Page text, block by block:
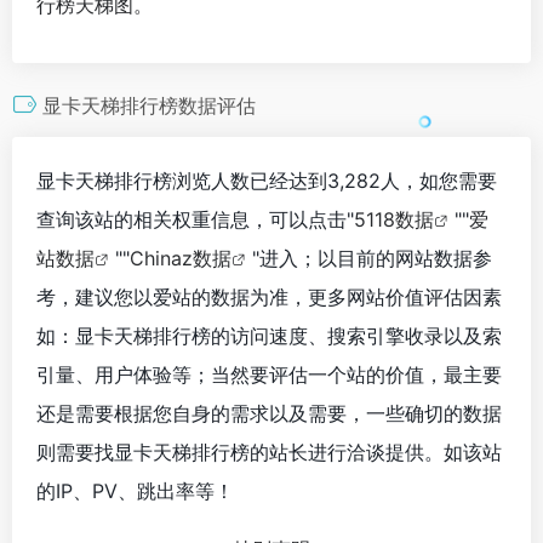
显卡天梯排行榜数据评估
显卡天梯排行榜浏览人数已经达到3,282人，如您需要
查询该站的相关权重信息，可以点击"5118数据 ""爱
站数据
""Chinaz数据
"进入；以目前的网站数据参
考，建议您以爱站的数据为准，更多网站价值评估因素
如：显卡天梯排行榜的访问速度、搜索引擎收录以及索
引量、用户体验等；当然要评估一个站的价值，最主要
还是需要根据您自身的需求以及需要，一些确切的数据
则需要找显卡天梯排行榜的站长进行洽谈提供。如该站
的IP、PV、跳出率等！